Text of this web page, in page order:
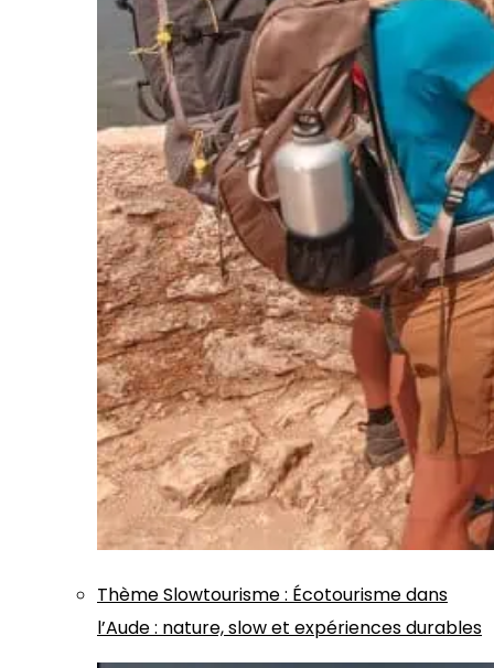
ThèmeSlowtourisme: Écotourisme dans
l’Aude : nature, slow et expériences durables